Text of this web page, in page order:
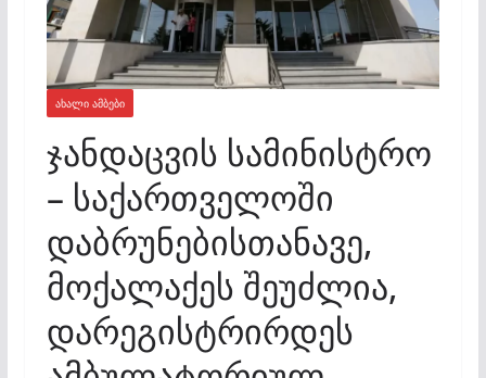
ᲐᲮᲐᲚᲘ ᲐᲛᲑᲔᲑᲘ
ჯანდაცვის სამინისტრო
– საქართველოში
დაბრუნებისთანავე,
მოქალაქეს შეუძლია,
დარეგისტრირდეს